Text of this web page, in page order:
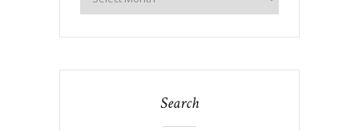
Search